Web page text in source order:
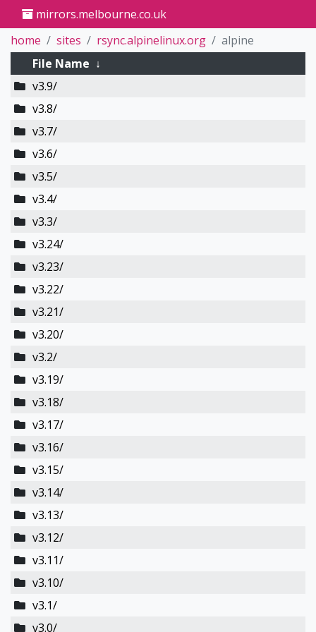
mirrors.melbourne.co.uk
home
sites rsync.alpinelinux.org
alpine
File Name ↓
v3.9/
v3.8/
v3.7/
v3.6/
v3.5/
v3.4/
v3.3/
v3.24/
v3.23/
v3.22/
v3.21/
v3.20/
v3.2/
v3.19/
v3.18/
v3.17/
v3.16/
v3.15/
v3.14/
v3.13/
v3.12/
v3.11/
v3.10/
v3.1/
v3.0/